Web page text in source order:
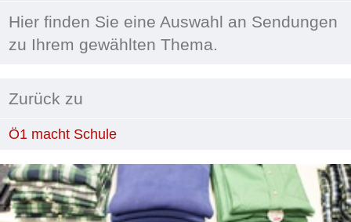
Hier finden Sie eine Auswahl an Sendungen
zu Ihrem gewählten Thema.
Zurück zu
Ö1 macht Schule